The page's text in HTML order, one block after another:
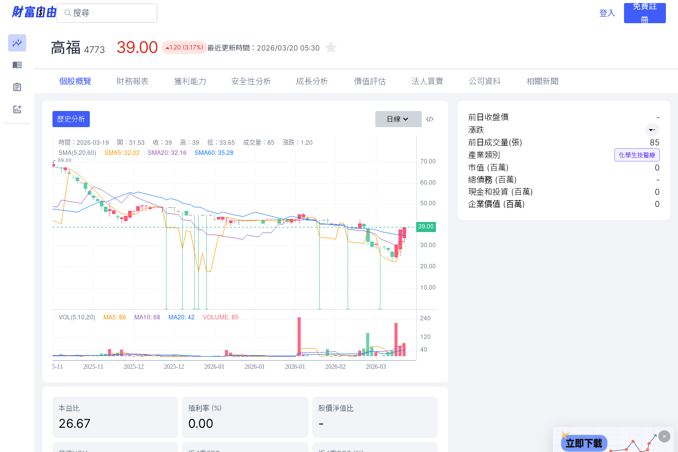
登入
免費註
冊
高福 4773 39.00 1.20 (3.17%) 最近更新時間： 2026/03/20 05:30
個股概覽 財務報表 獲利能力 安全性分析 成長分析 價值評估 法人買賣 公司資料 相關新聞
歷史分析 日線
本益比
26.67
殖利率 (%)
0.00
股價淨值比
-
前日收盤價
-
漲跌
-
前日成交量(張)
85
產業類別
化學生技醫療
市值 (百萬)
0
總債務 (百萬)
-
現金和投資 (百萬)
0
企業價值 (百萬)
0